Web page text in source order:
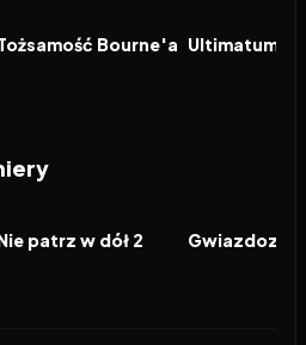
FILM Bourne'a FILM
Ultimatum
FILMpatrz w dół 2 FILM